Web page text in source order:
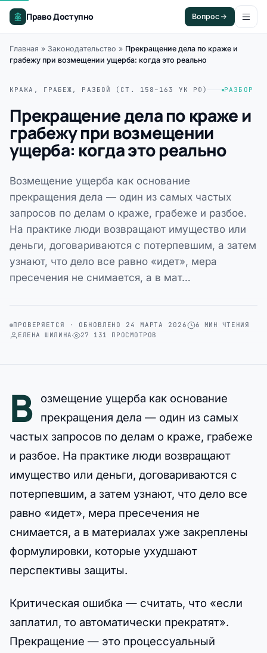
Право Доступно Вопрос
Главная » Законодательство » Прекращение дела по краже и
грабежу при возмещении ущерба: когда это реально
КРАЖА, ГРАБЕЖ, РАЗБОЙ (СТ. 158–163 УК РФ) РАЗБОР
Прекращение дела по краже и
грабежу при возмещении
ущерба: когда это реально
Возмещение ущерба как основание
прекращения дела — один из самых частых
запросов по делам о краже, грабеже и разбое.
На практике люди возвращают имущество или
деньги, договариваются с потерпевшим, а затем
узнают, что дело все равно «идет», мера
пресечения не снимается, а в мат…
ПРОВЕРЯЕТСЯ · ОБНОВЛЕНО 24 МАРТА 2026
6 МИН ЧТЕНИЯ
ЕЛЕНА ШИЛИНА
27 131 ПРОСМОТРОВ
В
озмещение ущерба как основание
прекращения дела — один из самых
частых запросов по делам о краже, грабеже
и разбое. На практике люди возвращают
имущество или деньги, договариваются с
потерпевшим, а затем узнают, что дело все
равно «идет», мера пресечения не
снимается, а в материалах уже закреплены
формулировки, которые ухудшают
перспективы защиты.
Критическая ошибка — считать, что «если
заплатил, то автоматически прекратят».
Прекращение — это процессуальный